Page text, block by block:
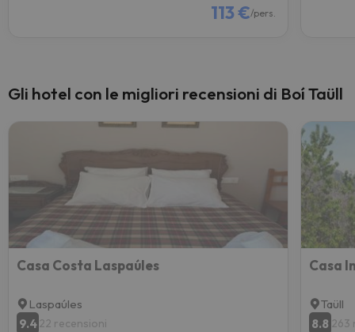
113 €/pers.
Gli hotel con le migliori recensioni di Boí Taüll
Casa Costa Laspaúles
Laspaúles
9.422 recensioni
Casa
Taüll
8.8 263